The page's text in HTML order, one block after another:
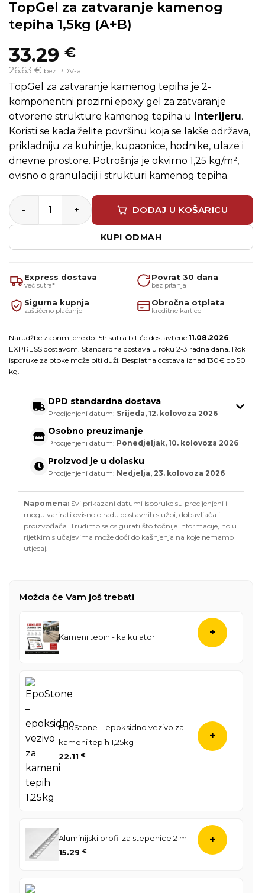
TopGel za zatvaranje kamenog
tepiha 1,5kg (A+B)
33.29 €
26.63 € bez PDV-a
TopGel za zatvaranje kamenog tepiha je 2-
komponentni prozirni epoxy gel za zatvaranje
otvorene strukture kamenog tepiha u interijeru.
Koristi se kada želite površinu koja se lakše održava,
prikladniju za kuhinje, kupaonice, hodnike, ulaze i
dnevne prostore. Potrošnja je okvirno 1,25 kg/m²,
ovisno o granulaciji i strukturi kamenog tepiha.
TopGel za zatvaranje kamenog tepiha 1,5kg (A+B)
DODAJ U KOŠARICU
KUPI ODMAH
Express dostava
već sutra*
Povrat 30 dana
bez pitanja
Sigurna kupnja
zaštićeno plaćanje
Obročna otplata
kreditne kartice
Narudžbe zaprimljene do 15h sutra bit će dostavljene 11.08.2026
EXPRESS dostavom. Standardna dostava u roku 2-3 radna dana. Rok
isporuke za otoke može biti duži. Besplatna dostava iznad 130€ do 50
kg.
DPD standardna dostava
Procijenjeni datum: Srijeda, 12. kolovoza 2026
Osobno preuzimanje
Procijenjeni datum: Ponedjeljak, 10. kolovoza 2026
Proizvod je u dolasku
Procijenjeni datum: Nedjelja, 23. kolovoza 2026
Napomena: Svi prikazani datumi isporuke su procijenjeni i
mogu varirati ovisno o radu dostavnih službi, dobavljača i
proizvođača. Trudimo se osigurati što točnije informacije, no u
rijetkim slučajevima može doći do kašnjenja na koje nemamo
utjecaj.
Možda će Vam još trebati
Kameni tepih - kalkulator +
EpoStone – epoksidno vezivo za
kameni tepih 1,25kg
22.11 €
+
Aluminijski profil za stepenice 2 m
15.29 €
+